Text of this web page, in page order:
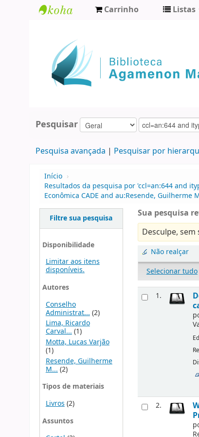
Agamenon
Magalhães
Carrinho Listas
Pesquisar
Pesquisa avançada Pesquisar por
Início ›
Resultados da pesquisa por 'ccl=an:644 and
Econômica CADE and au:Resende,
Filtre sua pesquisa
Disponibilidade
Limitar aos itens
disponíveis.
Autores
Conselho
Administrat... (2)
Lima, Ricardo
Carval...(1)
Motta, Lucas Varjão
(1)
Resende, Guilherme
M... (2)
Tipos de materiais
Livros (2)
Assuntos
Sua pesquisa
Desculpe, sem
Não realçar
Selecionar tudo
1.
2.